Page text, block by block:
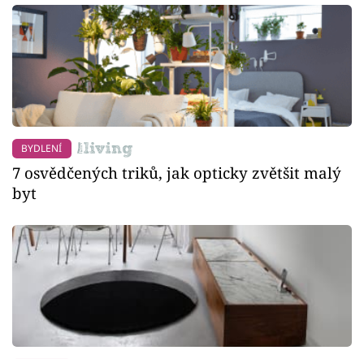
BYDLENÍ
7 osvědčených triků, jak opticky zvětšit malý
byt